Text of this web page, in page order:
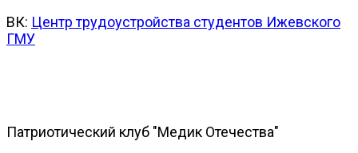
ВК: Центр трудоустройства студентов Ижевского
ГМУ
Патриотический клуб "Медик Отечества"